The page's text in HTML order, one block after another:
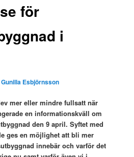
för
i
Gunilla Esbjörnsson
mer eller mindre fullsatt när
en informationskväll om
den 9 april. Syftet med
ges en möjlighet att bli mer
innebär och varför det